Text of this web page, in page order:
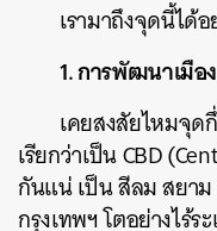
เรามาถึงจุดนี้ได้อ
1. การพัฒนาเมื
เคยสงสัยไหมจุด
เรียกว่าเป็นCBD
กันแน่ เป็น สีลม สยา
กรุงเทพฯ โตอย่างไร้